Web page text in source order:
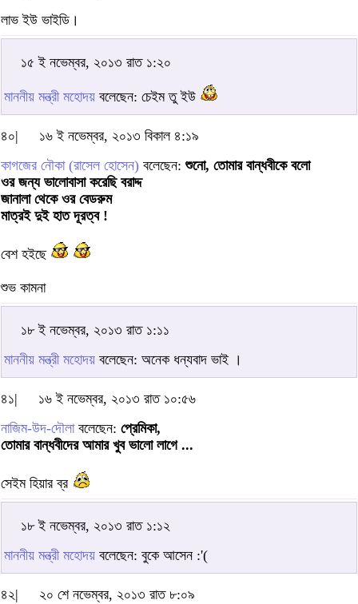
লাভ ইউ ভাইডি।
১৫ ই নভেম্বর, ২০১৩ রাত ১:২০
মাননীয় মন্ত্রী মহোদয় বলেছেন: চেইম তু ইউ
৪০|
১৬ ই নভেম্বর, ২০১৩ বিকাল ৪:১৯
কাগজের নৌকা (রাসেল হোসেন) বলেছেন:শুনো, তোমার বান্ধবীকে বলো
ওর জন্য ভালোবাসা করেছি বরাদ্দ
জানালা থেকে ওর বেডরুম
মাত্রই দুই হাত দূরত্ব !
বেশ হইছে
শুভ কামনা
১৮ ই নভেম্বর, ২০১৩ রাত ১:১১
মাননীয় মন্ত্রী মহোদয় বলেছেন: অনেক ধন্যবাদ ভাই ।
৪১|
১৬ ই নভেম্বর, ২০১৩ রাত ১০:৫৬
নাজিম-উদ-দৌলাবলেছেন: প্রেমিকা,
তোমার বান্ধবীদের আমার খুব ভালো লাগে ...
সেইম হিয়ার ব্র
১৮ ই নভেম্বর, ২০১৩ রাত ১:১২
মাননীয় মন্ত্রী মহোদয় বলেছেন: বুকে আসেন :'(
৪২|
২০ শে নভেম্বর, ২০১৩ রাত ৮:০৯